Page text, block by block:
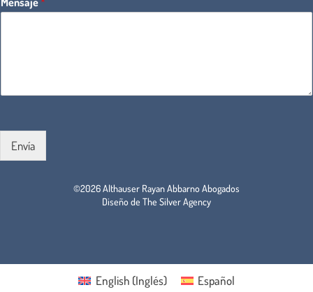
Envía
©2026 Althauser Rayan Abbarno Abogados
Diseño de The Silver Agency
English (Inglés) Español